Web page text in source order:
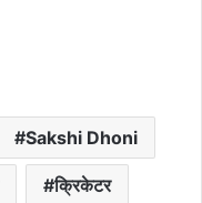
Sakshi Dhoni
क्रिकेटर